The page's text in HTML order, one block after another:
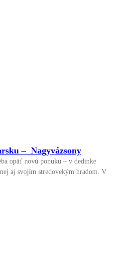
– Nagyvázsony
opäť novú ponuku – v dedinke
aj svojím stredovekým hradom. V